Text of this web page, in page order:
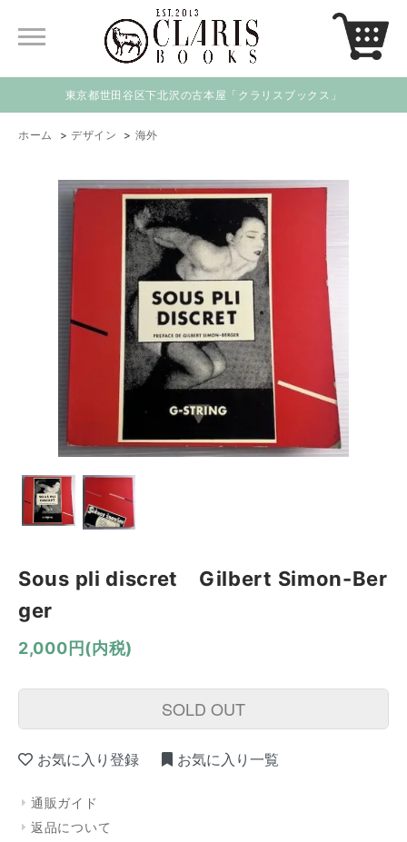
東京都世田谷区下北沢の古本屋「クラリスブックス」
ホーム > デザイン > 海外
Sous pli discret Gilbert Simon-Ber
ger
2,000円(内税)
SOLD OUT
お気に入り登録 お気に入り一覧
通販ガイド
返品について